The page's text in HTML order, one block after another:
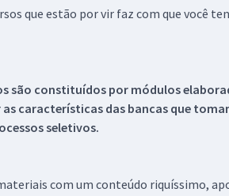
que estão por vir faz com que você
são constituídos por módulos
características das bancas que
seletivos.
com um conteúdo riquíssimo,